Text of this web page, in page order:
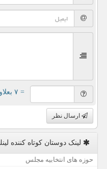
= ۷ بعلاوه ۳
ارسال نظر
لینک دوستان كوتاه كننده
حوزه های انتخابیه مجلس